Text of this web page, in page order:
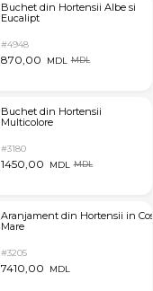
Buchet din Hortensii Albe si
Eucalipt
#4948
870,00 MDL MDL
Buchet din Hortensii
Multicolore
#3180
1450,00 MDL MDL
Aranjament din Hortensii in Cos
Mare
#3205
7410,00 MDL